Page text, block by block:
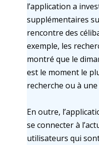
l’application a
supplémentaires
rencontre des
exemple, les
montré que le
est le moment le
recherche ou à
En outre,
se connecter à
utilisateurs qui